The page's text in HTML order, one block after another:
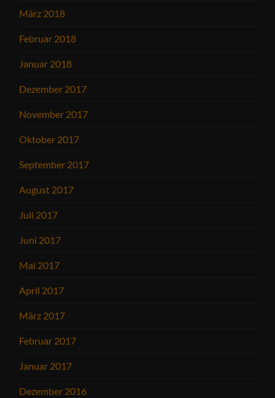
März 2018
Februar 2018
Januar 2018
Dezember 2017
November 2017
Oktober 2017
September 2017
August 2017
Juli 2017
Juni 2017
Mai 2017
April 2017
März 2017
Februar 2017
Januar 2017
Dezember 2016